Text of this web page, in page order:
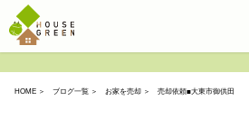
HOME ＞ ブログ一覧 ＞ お家を売却 ＞ 売却依頼■大東市御供田